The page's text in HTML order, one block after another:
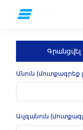
Գրանցվել
Անուն
Ազգանուն